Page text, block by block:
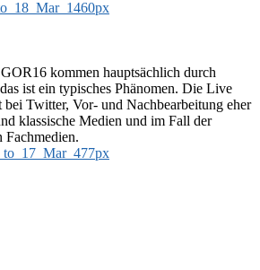
kommen hauptsächlich durch
ist ein typisches Phänomen. Die Live
Twitter, Vor- und Nachbearbeitung eher
klassische Medien und im Fall der